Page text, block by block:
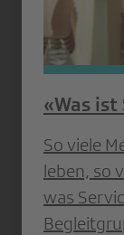
«Was ist
So viele
leben, so
was